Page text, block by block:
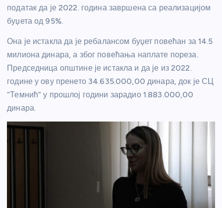
податак да је 2022. година завршена са реализацијом
буџета од 95%.
Она је истакла да је ребалансом буџет повећан за 14.5
милиона динара, а због повећања наплате пореза.
Председница општине је истакла и да је из 2022.
године у ову пренето 34.635.000,00 динара, док је СЦ
“Темнић” у прошлој години зарадио 1.883.000,00
динара.